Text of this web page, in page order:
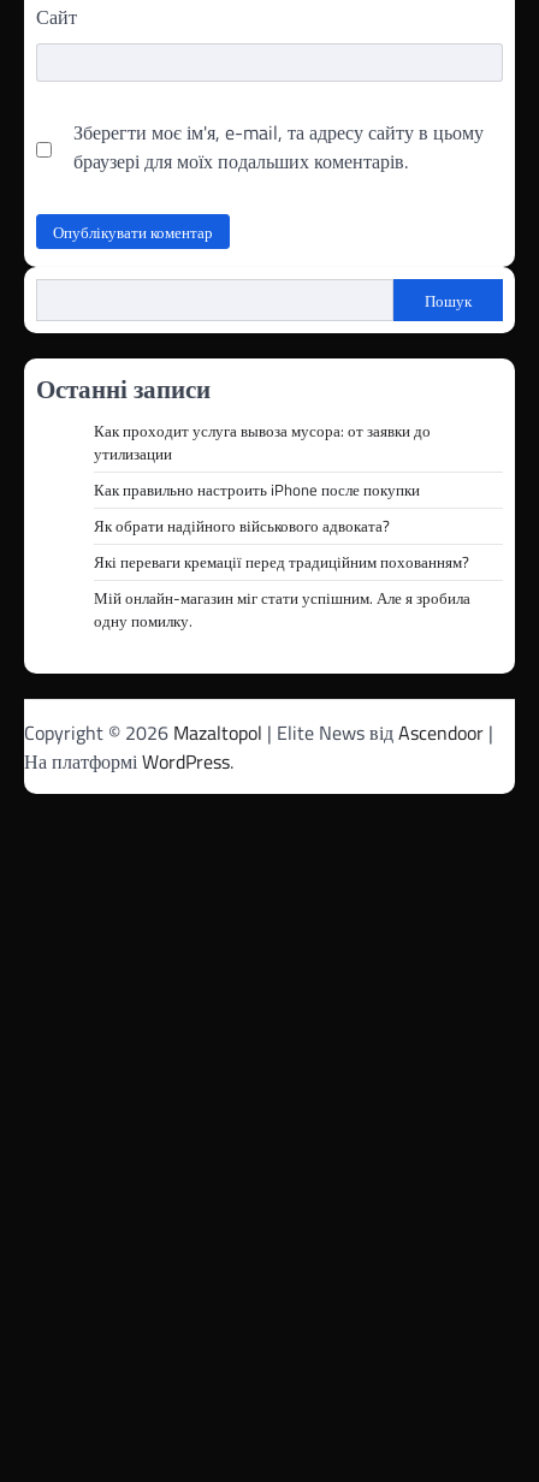
Сайт
Зберегти моє ім'я, e-mail, та адресу сайту в цьому
браузері для моїх подальших коментарів.
Пошук
Останні записи
Как проходит услуга вывоза мусора: от заявки до
утилизации
Как правильно настроить iPhone после покупки
Як обрати надійного військового адвоката?
Які переваги кремації перед традиційним похованням?
Мій онлайн-магазин міг стати успішним. Але я зробила
одну помилку.
Copyright © 2026 Mazaltopol | Elite News відAscendoor |
На платформіWordPress.